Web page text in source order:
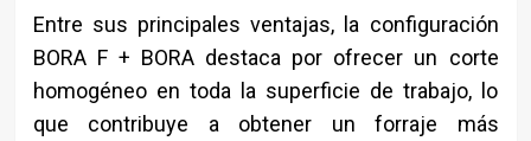
Entre sus principales ventajas, la configuración
BORA F + BORA destaca por ofrecer un corte
homogéneo en toda la superficie de trabajo, lo
que contribuye a obtener un forraje más